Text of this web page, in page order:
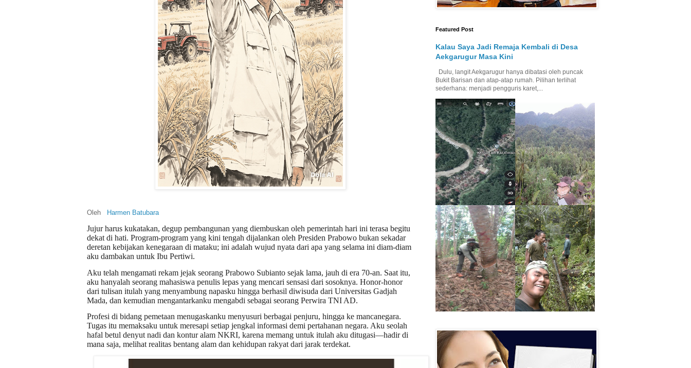
Oleh Harmen Batubara
Jujur harus kukatakan, degup pembangunan yang diembuskan oleh pemerintah hari ini terasa begitu
dekat di hati. Program-program yang kini tengah dijalankan oleh Presiden Prabowo bukan sekadar
deretan kebijakan kenegaraan di mataku; ini adalah wujud nyata dari apa yang selama ini diam-diam
aku dambakan untuk Ibu Pertiwi.
Aku telah mengamati rekam jejak seorang Prabowo Subianto sejak lama, jauh di era 70-an. Saat itu,
aku hanyalah seorang mahasiswa penulis lepas yang mencari sensasi dari sosoknya. Honor-honor
dari tulisan itulah yang menyambung napasku hingga berhasil diwisuda dari Universitas Gadjah
Mada, dan kemudian mengantarkanku mengabdi sebagai seorang Perwira TNI AD.
Profesi di bidang pemetaan menugaskanku menyusuri berbagai penjuru, hingga ke mancanegara.
Tugas itu memaksaku untuk meresapi setiap jengkal informasi demi pertahanan negara. Aku seolah
hafal betul denyut nadi dan kontur alam NKRI, karena memang untuk itulah aku ditugasi—hadir di
mana saja, melihat realitas bentang alam dan kehidupan rakyat dari jarak terdekat.
Featured Post
Kalau Saya Jadi Remaja Kembali di Desa
Aekgarugur Masa Kini
Dulu, langit Aekgarugur hanya dibatasi oleh puncak
Bukit Barisan dan atap-atap rumah. Pilihan terlihat
sederhana: menjadi pengguris karet,...